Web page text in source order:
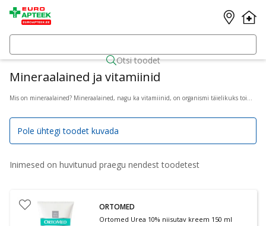
Otsi toodet
Mineraalained ja vitamiinid
Mis on mineraalained? Mineraalained, nagu ka vitamiinid, on organismi täielikuks toimimiseks eluliselt tähtsad. Mineraalid ja vitamiinid toetavad tervist, tagades, et keha saab kõik vajalikud ained, mida toit alati piisavas koguses ei paku. Tellige kohe mineraalainete ja vitamiinide toidulisandid meie e-apteegist ja andke oma organismile vajalik tugi juba täna!
Pole ühtegi toodet kuvada
Inimesed on huvitunud praegu nendest toodetest
ORTOMED
Ortomed Urea 10% niisutav kreem 150 ml